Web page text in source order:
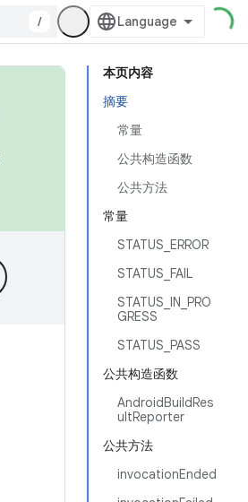
/
本页内容
摘要
常量
公共构造函数
公共方法
常量
STATUS_ERROR
STATUS_FAIL
STATUS_IN_PRO
GRESS
STATUS_PASS
公共构造函数
AndroidBuildRes
ultReporter
公共方法
invocationEnded